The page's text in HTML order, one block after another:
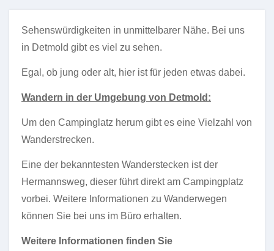
Sehenswürdigkeiten in unmittelbarer Nähe. Bei uns
in Detmold gibt es viel zu sehen.
Egal, ob jung oder alt, hier ist für jeden etwas dabei.
Wandern in der Umgebung von Detmold:
Um den Campinglatz herum gibt es eine Vielzahl von
Wanderstrecken.
Eine der bekanntesten Wanderstecken ist der
Hermannsweg, dieser führt direkt am Campingplatz
vorbei. Weitere Informationen zu Wanderwegen
können Sie bei uns im Büro erhalten.
Weitere Informationen finden Sie